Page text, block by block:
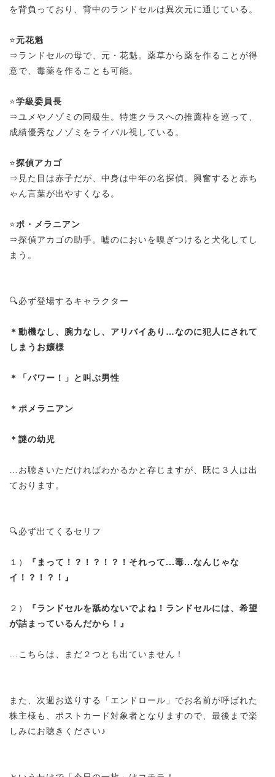
を背負っており、背中のランドセルは異次元に通じている。
⭐元花魁
⇒ランドセルの母で、元・花魁。薬草から薬を作ることが得
意で、毒薬を作ることも可能。
⭐学級委員長
⇒ユメやノゾミの同級生。特進クラスへの推薦枠を巡って、
成績優秀なノゾミをライバル視している。
⭐探偵アカゴ
⇒見た目は赤子だが、中身は中年の名探偵。興奮すると赤ち
ゃん言葉が出やすくなる。
⭐ポ・メラニアン
⇒探偵アカゴの助手。嘘のにおいを嗅ぎつけると犬化してし
まう。
🔍必ず登場するキャラクター
＊動機なし、腕力なし、アリバイあり…なのに犯人にされて
しまうお嬢様
＊「パワー！」と叫ぶ男性
＊ポメラニアン
＊謎の幼児
…お聴きいただければわかるかと存じますが、既に３人は出
ております。
🔍必ず出てくるセリフ
１）
『まって！？！？！？！それって...毒...なんじゃな
イ！？！？！』
２） 『ランドセルを舐めないでよね！ ランドセルには、希望
が詰まっているんだから！』
…こちらは、まだ２つとも出ていません！
また、次週お送りする「エンドロール」でお名前が呼ばれた
株主様も、ポストカード対象者となりますので、最後まで楽
しみにお聴きください♪